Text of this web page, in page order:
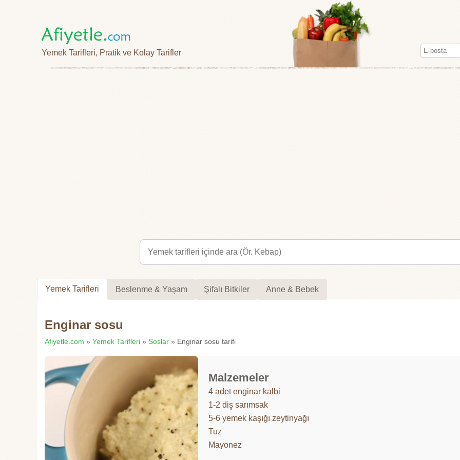
Yemek Tarifleri, Pratik ve Kolay Tarifler
Yemek Tarifleri Beslenme & Yaşam Şifalı Bitkiler Anne & Bebek
Enginar sosu
Afiyetle.com » Yemek Tarifleri » Soslar » Enginar sosu tarifi
Malzemeler
4 adet enginar kalbi
1-2 diş sarımsak
5-6 yemek kaşığı zeytinyağı
Tuz
Mayonez